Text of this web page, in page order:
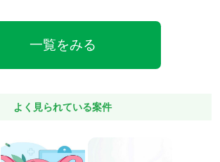
一覧をみる
よく見られている案件